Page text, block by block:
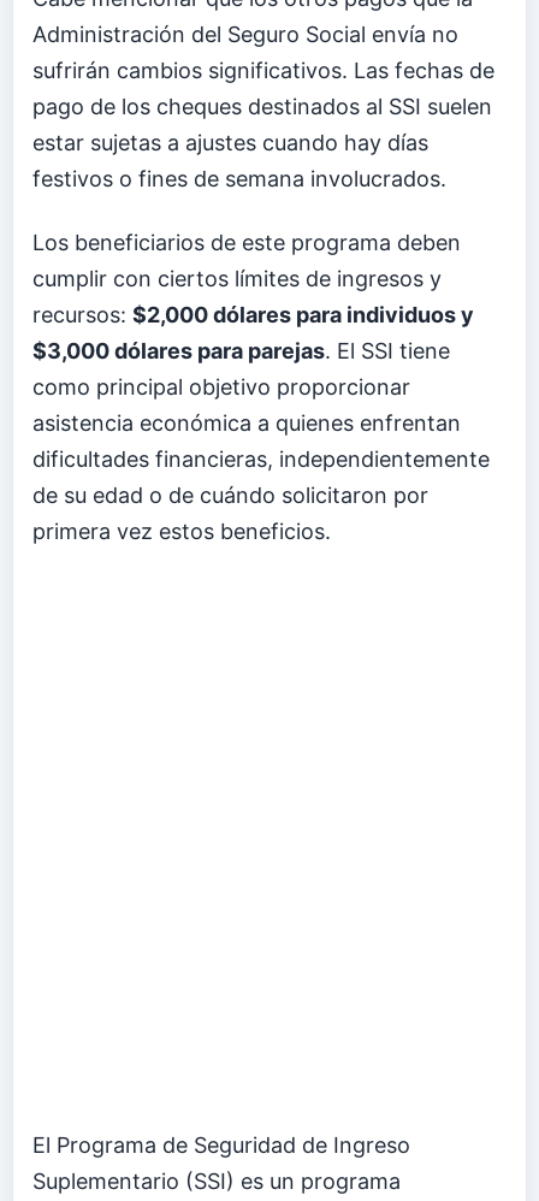
Administración del Seguro Social envía no
sufrirán cambios significativos. Las fechas de
pago de los cheques destinados al SSI suelen
estar sujetas a ajustes cuando hay días
festivos o fines de semana involucrados.
Los beneficiarios de este programa deben
cumplir con ciertos límites de ingresos y
recursos: $2,000 dólares para individuos y
$3,000 dólares para parejas. El SSI tiene
como principal objetivo proporcionar
asistencia económica a quienes enfrentan
dificultades financieras, independientemente
de su edad o de cuándo solicitaron por
primera vez estos beneficios.
El Programa de Seguridad de Ingreso
Suplementario (SSI) es un programa